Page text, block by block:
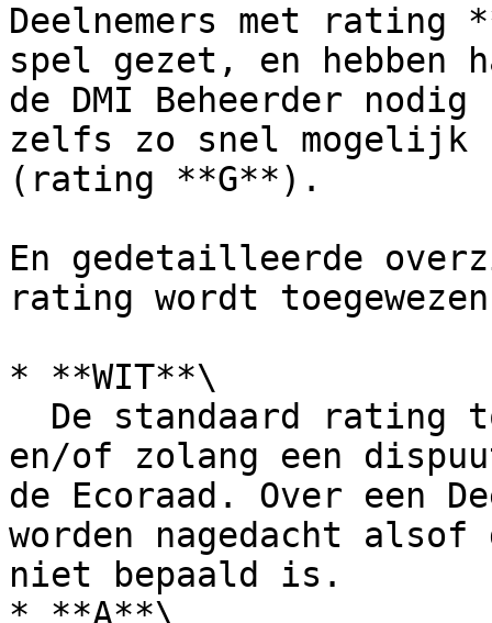
Deelnemers met
spel gezet, en hebben
de DMI Beheerder
zelfs zo snel mogelijk
(rating **G**).
En gedetailleerde
rating wordt
* **WIT**\
en/of zolang een
de Ecoraad. Over een
worden nagedacht
niet bepaald is.
* **A**\